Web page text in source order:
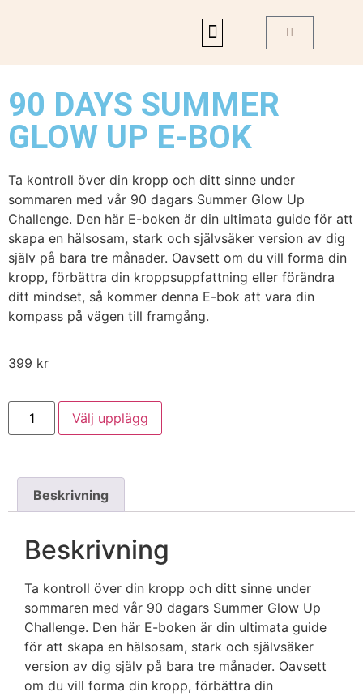
90 DAYS SUMMER
GLOW UP E-BOK
Ta kontroll över din kropp och ditt sinne under
sommaren med vår 90 dagars Summer Glow Up
Challenge. Den här E-boken är din ultimata guide för att
skapa en hälsosam, stark och självsäker version av dig
själv på bara tre månader. Oavsett om du vill forma din
kropp, förbättra din kroppsuppfattning eller förändra
ditt mindset, så kommer denna E-bok att vara din
kompass på vägen till framgång.
399 kr
Välj upplägg
Beskrivning
Beskrivning
Ta kontroll över din kropp och ditt sinne under
sommaren med vår 90 dagars Summer Glow Up
Challenge. Den här E-boken är din ultimata guide
för att skapa en hälsosam, stark och självsäker
version av dig själv på bara tre månader. Oavsett
om du vill forma din kropp, förbättra din